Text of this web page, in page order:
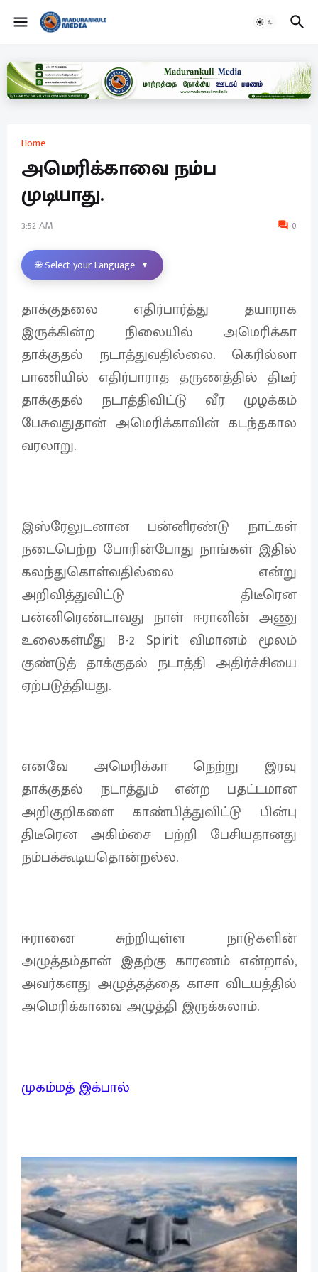
Home
அமெரிக்காவை நம்ப
முடியாது.
3:52 AM 0
🌐 Select your Language ▼
தாக்குதலை எதிர்பார்த்து தயாராக
இருக்கின்ற நிலையில் அமெரிக்கா
தாக்குதல் நடாத்துவதில்லை. கெரில்லா
பாணியில் எதிர்பாராத தருணத்தில் திடீர்
தாக்குதல் நடாத்திவிட்டு வீர முழக்கம்
பேசுவதுதான் அமெரிக்காவின் கடந்தகால
வரலாறு.
இஸ்ரேலுடனான பன்னிரண்டு நாட்கள்
நடைபெற்ற போரின்போது நாங்கள் இதில்
கலந்துகொள்வதில்லை என்று
அறிவித்துவிட்டு திடீரென
பன்னிரெண்டாவது நாள் ஈரானின் அணு
உலைகள்மீது B-2 Spirit விமானம் மூலம்
குண்டுத் தாக்குதல் நடாத்தி அதிர்ச்சியை
ஏற்படுத்தியது.
எனவே அமெரிக்கா நெற்று இரவு
தாக்குதல் நடாத்தும் என்ற பதட்டமான
அறிகுறிகளை காண்பித்துவிட்டு பின்பு
திடீரென அகிம்சை பற்றி பேசியதானது
நம்பக்கூடியதொன்றல்ல.
ஈரானை சுற்றியுள்ள நாடுகளின்
அழுத்தம்தான் இதற்கு காரணம் என்றால்,
அவர்களது அழுத்தத்தை காசா விடயத்தில்
அமெரிக்காவை அழுத்தி இருக்கலாம்.
முகம்மத் இக்பால்